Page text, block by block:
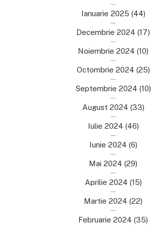
Ianuarie 2025 (44)
Decembrie 2024 (17)
Noiembrie 2024 (10)
Octombrie 2024 (25)
Septembrie 2024 (10)
August 2024 (33)
Iulie 2024 (46)
Iunie 2024 (6)
Mai 2024 (29)
Aprilie 2024 (15)
Martie 2024 (22)
Februarie 2024 (35)